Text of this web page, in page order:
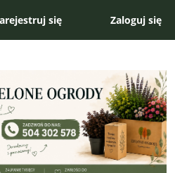
się Zaloguj się